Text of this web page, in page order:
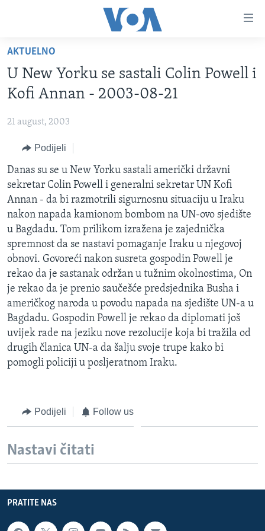
glavni
sadržaj
Pređi
na
glavnu
navigaciju
pretragu
VIDEO
VIJESTI
SJEDINJENE AMERIČKE DRŽAVE
BOSNA I HERCEGOVINA
NAUKA I TEHNOLOGIJA
SPECIJALNI PROJEKTI
KORUPCIJA
SLOBODA MEDIJA
ŽENSKA STRANA
IZBJEGLIČKA STRANA
MAGAZIN
O GLASU AMERIKE
Learning English
PRATITE NAS
Jezici
AKTUELNO
U New Yorku se sastali Colin Powell i
Kofi Annan - 2003-08-21
21 august, 2003
Podijeli
Danas su se u New Yorku sastali američki državni
sekretar Colin Powell i generalni sekretar UN Kofi
Annan - da bi razmotrili sigurnosnu situaciju u Iraku
nakon napada kamionom bombom na UN-ovo sjedište
u Bagdadu. Tom prilikom izražena je zajednička
spremnost da se nastavi pomaganje Iraku u njegovoj
obnovi. Govoreći nakon susreta gospodin Powell je
rekao da je sastanak održan u tužnim okolnostima, On
je rekao da je prenio saučešće predsjednika Busha i
američkog naroda u povodu napada na sjedište UN-a u
Bagdadu. Gospodin Powell je rekao da diplomati još
uvijek rade na jeziku nove rezolucije koja bi tražila od
drugih članica UN-a da šalju svoje trupe kako bi
pomogli policiji u posljeratnom Iraku.
Podijeli Follow us
Nastavi čitati
PRATITE NAS